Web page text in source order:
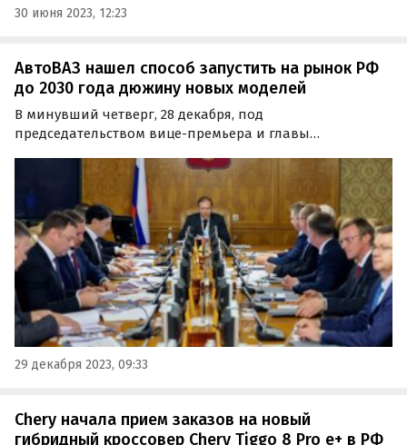
30 июня 2023, 12:23
АвтоВАЗ нашел способ запустить на рынок РФ
до 2030 года дюжину новых моделей
В минувший четверг, 28 декабря, под
председательством вице-премьера и главы
заседание Совета директоров «АвтоВАЗа».
29 декабря 2023, 09:33
Chery начала прием заказов на новый
гибридный кроссовер Chery Tiggo 8 Pro e+ в РФ